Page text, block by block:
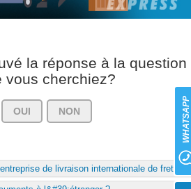
la réponse à la question
vous cherchiez?
OUI NON
de livraison internationale de fret ?
WHATSAPP